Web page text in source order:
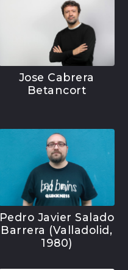
Jose Cabrera
Betancort
Pedro Javier Salado
Barrera (Valladolid,
1980)